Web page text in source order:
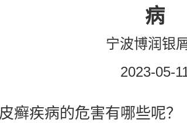
病
宁波博润银
2023-05-
癣疾病的危害有哪些呢？